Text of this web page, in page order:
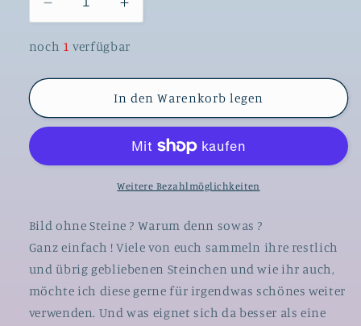
Verringere
die
Menge
Diamond
Leinwand
Steine
&quot;Bücher
Wal&quot;
Erhöhe
die
Menge
Diamond
Painting
Leinwand
RUND
ohne
Steine
-
&quot;Bücher
Wal&quot;
noch 1 verfügbar
In den Warenkorb legen
Weitere Bezahlmöglichkeiten
Bild ohne Steine ? Warum denn sowas ?
Ganz einfach ! Viele von euch sammeln ihre restlich
und übrig gebliebenen Steinchen und wie ihr auch,
möchte ich diese gerne für irgendwas schönes weiter
verwenden. Und was eignet sich da besser als eine